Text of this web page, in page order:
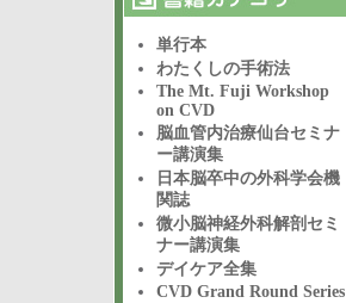
単行本
わたくしの手術法
The Mt. Fuji Workshop
on CVD
脳血管内治療仙台セミナ
ー講演集
日本脳卒中の外科学会機
関誌
微小脳神経外科解剖セミ
ナー講演集
デイケア全集
CVD Grand Round Series